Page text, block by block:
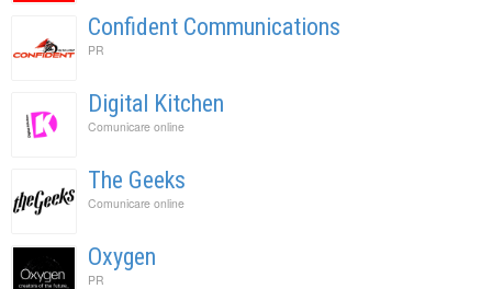
Confident Communications
PR
Digital Kitchen
Comunicare online
The Geeks
Comunicare online
Oxygen
PR